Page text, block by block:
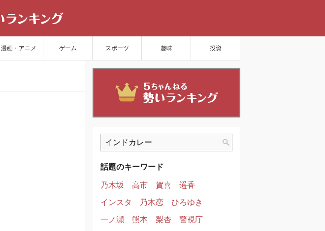
漫画・アニメ ゲーム スポーツ 趣味 投資
話題のキーワード
乃木坂
高市 賀喜
遥香
インスタ
乃木恋
ひろゆき
一ノ瀬
熊本 梨杏
警視庁